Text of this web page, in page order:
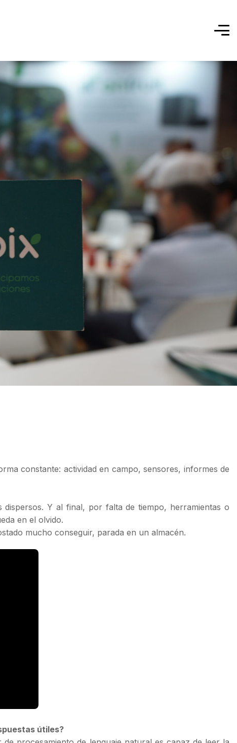
constante: actividad en campo, sensores, informes de
dispersos. Y al final, por falta de tiempo, herramientas o
en el olvido.
mucho conseguir, parada en un almacén.
útiles?